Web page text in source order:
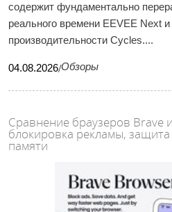
содержит фундаментально
реального времени EEVEE Next и
производительности Cycles....
04.08.2026/Обзоры
Сравнение браузеров Brave
блокировка рекламы,
памяти